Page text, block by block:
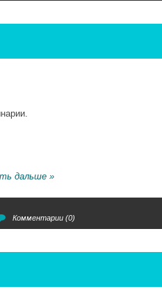
дальше »
Комментарии (0)